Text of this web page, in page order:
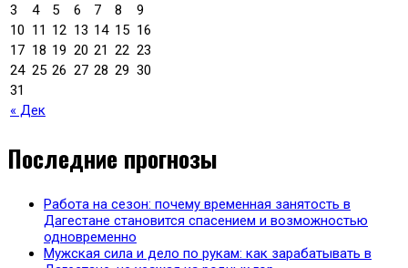
« Дек
3
4 5 6 7 8
9
10 11 12 13 14 15 16
17 18 19 20 21 22 23
24 25 26 27 28 29 30
31
Последние прогнозы
Работа на сезон: почему временная занятость в
Дагестане становится спасением и возможностью
одновременно
Мужская сила и дело по рукам: как зарабатывать в